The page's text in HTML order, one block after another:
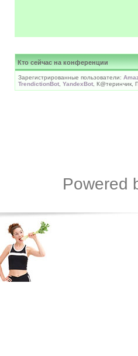
Кто сейчас на конференции
Зарегистрированные пользователи:
TrendictionBot YandexBot , К@теринчик,
Powered